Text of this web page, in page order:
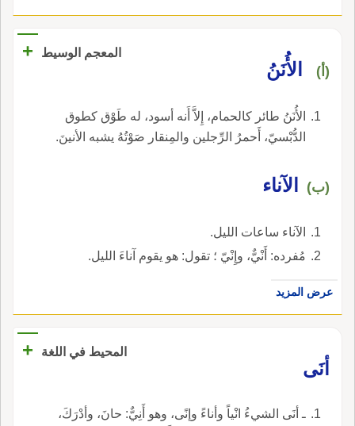
المعجم الوسيط +
(أ) الأُنَنُ
الأُنَنُ طائر كالحمام، إِلاَّ أَنه أسود، له طَوْق كطوق
الدُّبْسيّ، أَحمرُ الرِّجلين والمِنقار صَوْتُهُ يشبه الأنينَ.
(ب) الآناء
الآناء ساعات الليل.
مُفرده: أَنْيٌّ، وإِنْيّ ؛ تقول: هو يقوم آناءَ الليل.
عرض المزيد
المحيط في اللغة
+
أنَى
ـ أنَى الشيءُ انْياً وأناءً وإنًى، وهو أَنِيٌّ: حانَ، وأدْرَكَ،